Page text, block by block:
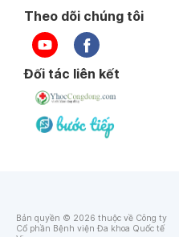
Theo dõi chúng tôi
Đối tác liên kết
Bản quyền © 2026 thuộc về Công ty
Cổ phần Bệnh viện Đa khoa Quốc tế